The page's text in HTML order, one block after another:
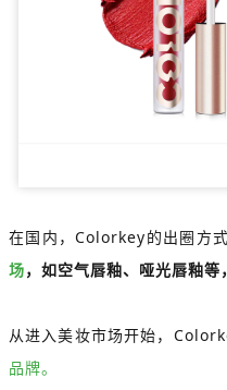
在国内，Colorkey的出圈方
场，如空气唇釉、哑光唇釉
从进入美妆市场开始，
品牌。